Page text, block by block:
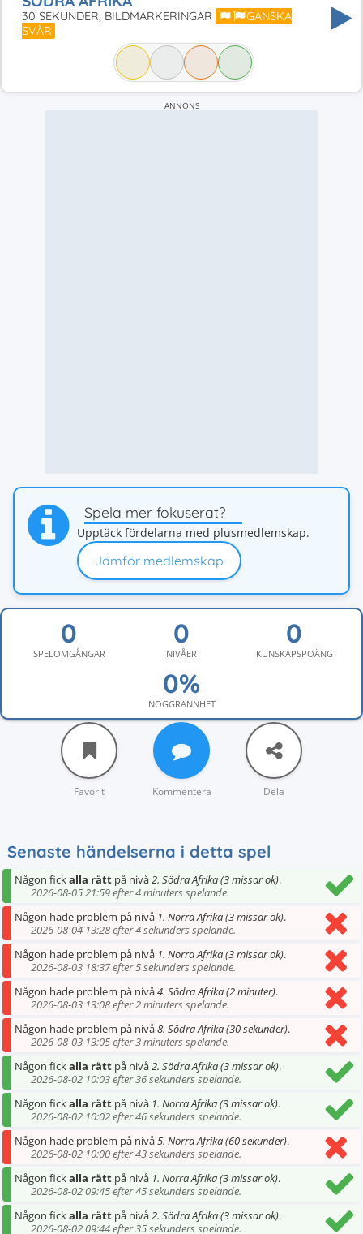
30 SEKUNDER, BILDMARKERINGAR
GANSKA
SVÅR
ANNONS
Spela mer fokuserat?
Upptäck fördelarna med plusmedlemskap.
Jämför medlemskap
SPELOMGÅNGAR NIVÅER KUNSKAPSPOÄNG
NOGGRANNHET
Favorit Kommentera Dela
Senaste händelserna i detta spel
Någon fickalla rätt på nivå2. Södra Afrika (3 missar ok).
2026-08-05 21:59 efter 4 minuters spelande.
Någon hade problem på nivå 1. Norra Afrika (3 missar ok).
2026-08-04 13:28 efter 4 sekunders spelande.
Någon hade problem på nivå 1. Norra Afrika (3 missar ok).
2026-08-03 18:37 efter 5 sekunders spelande.
Någon hade problem på nivå4. Södra Afrika (2 minuter).
2026-08-03 13:08 efter 2 minuters spelande.
Någon hade problem på nivå8. Södra Afrika (30 sekunder).
2026-08-03 13:05 efter 3 minuters spelande.
Någon fickalla rätt på nivå2. Södra Afrika (3 missar ok).
2026-08-02 10:03 efter 36 sekunders spelande.
Någon fickalla rätt på nivå 1. Norra Afrika (3 missar ok).
2026-08-02 10:02 efter 46 sekunders spelande.
Någon hade problem på nivå5. Norra Afrika (60 sekunder).
2026-08-02 10:00 efter 43 sekunders spelande.
Någon fickalla rätt på nivå 1. Norra Afrika (3 missar ok).
2026-08-02 09:45 efter 45 sekunders spelande.
Någon fickalla rätt på nivå2. Södra Afrika (3 missar ok).
2026-08-02 09:44 efter 35 sekunders spelande.